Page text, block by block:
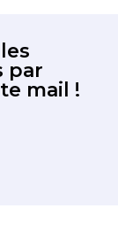
par
mail !